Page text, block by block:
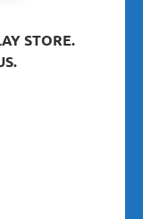
STORE.